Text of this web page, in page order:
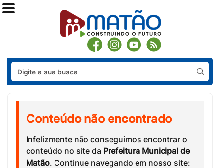
Conteúdo não encontrado
Infelizmente não conseguimos encontrar o
conteúdo no site da Prefeitura Municipal de
Matão. Continue navegando em nosso site: